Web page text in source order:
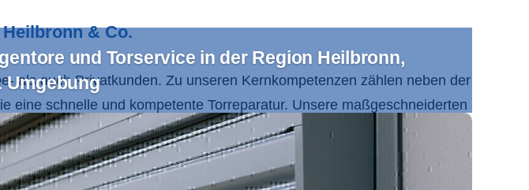
und Torservice in der Region Heilbronn,
Umgebung
& Co.
als auch Privatkunden. Zu unseren Kernkompetenzen zählen neben der
eine schnelle und kompetente Torreparatur. Unsere maßgeschneiderten
Ansprüche an Sicherheit und Funktionalität. Das Einzugsgebiet
, Heidelberg,Sinsheim, den Odenwald sowie
und Buchen.
die auf Respekt, Verantwortung und Innovationsfreude